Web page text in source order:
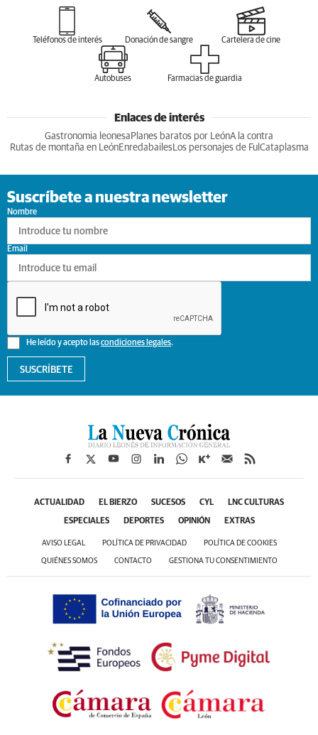
Teléfonos de interés Donación de sangre Cartelera de cine
Autobuses Farmacias de guardia
Enlaces de interés
Gastronomia leonesa Planes baratos por LeónA la contra
Rutas de montaña en LeónEnredabailesLos personajes de Ful Cataplasma
Suscríbete a nuestra newsletter
Nombre
He leído y acepto lascondiciones legales.
Email
SUSCRÍBETE
ACTUALIDAD EL BIERZO SUCESOS CYL LNC CULTURAS
ESPECIALES DEPORTES OPINIÓN EXTRAS
AVISO LEGAL POLÍTICA DE PRIVACIDAD POLÍTICA DE COOKIES
QUIÉNES SOMOS CONTACTO GESTIONA TU CONSENTIMIENTO